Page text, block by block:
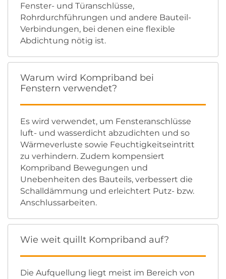
Fenster- und Türanschlüsse,
Rohrdurchführungen und andere Bauteil-
Verbindungen, bei denen eine flexible
Abdichtung nötig ist.
Warum wird Kompriband bei
Fenstern verwendet?
Es wird verwendet, um Fensteranschlüsse
luft- und wasserdicht abzudichten und so
Wärmeverluste sowie Feuchtigkeitseintritt
zu verhindern. Zudem kompensiert
Kompriband Bewegungen und
Unebenheiten des Bauteils, verbessert die
Schalldämmung und erleichtert Putz- bzw.
Anschlussarbeiten.
Wie weit quillt Kompriband auf?
Die Aufquellung liegt meist im Bereich von